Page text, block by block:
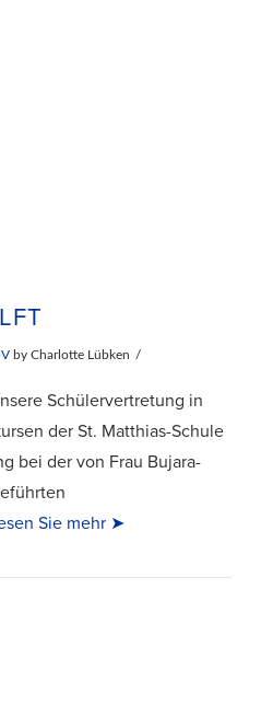
by Charlotte Lübken
Schülervertretung in
der St. Matthias-Schule
bei der von Frau Bujara-
Sie mehr ➤